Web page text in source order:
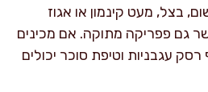
בצל, מעט קינמון או אגוז
גם פפריקה מתוקה. אם מכינים
עגבניות וטיפת סוכר יכולים